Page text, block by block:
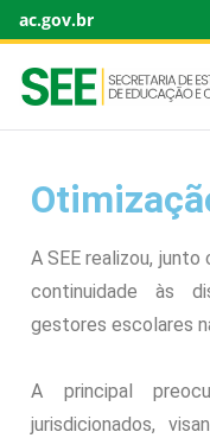
ac.gov.br
A SEE realizou, junto
continuidade às
gestores escolares
A principal
jurisdicionados,